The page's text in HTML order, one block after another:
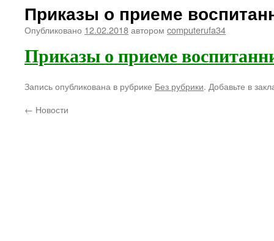
Приказы о приеме
Опубликовано 12.02.2018автором computerufa34
Приказы о приеме
Запись опубликована в рубрике Без рубрики. Добавьте в
← Новости